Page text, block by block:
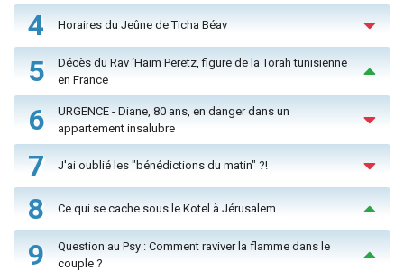
4 Horaires du Jeûne de Ticha Béav
5
Décès du Rav ‘Haïm Peretz, figure de la Torah tunisienne
en France
6
URGENCE - Diane, 80 ans, en danger dans un
appartement insalubre
7 J'ai oublié les "bénédictions du matin" ?!
8 Ce qui se cache sous le Kotel à Jérusalem...
9
Question au Psy : Comment raviver la flamme dans le
couple ?